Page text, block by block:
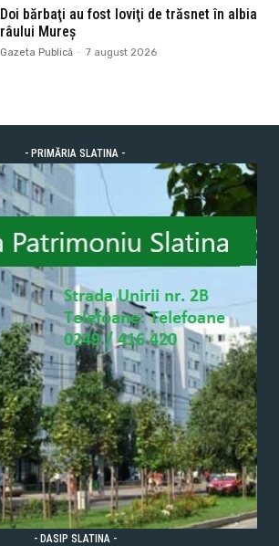
Doi bărbaţi au fost loviţi de trăsnet în albia
râului Mureș
Gazeta Publică - 7 august 2026
- PRIMĂRIA SLATINA -
- DASIP SLATINA -